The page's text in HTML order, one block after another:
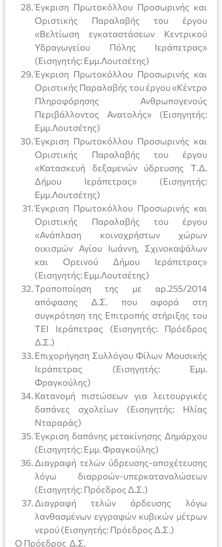
Έγκριση Πρωτοκόλλου Προσωρινής και
Οριστικής Παραλαβής του έργου
«Βελτίωση εγκαταστάσεων Κεντρικού
Υδραγωγείου Πόλης Ιεράπετρας»
(Εισηγητής: Εμμ.Λουτσέτης)
Έγκριση Πρωτοκόλλου Προσωρινής και
Οριστικής Παραλαβής του έργου «Κέντρο
Πληροφόρησης Ανθρωπογενούς
Περιβάλλοντος Ανατολής» (Εισηγητής:
Εμμ.Λουτσέτης)
Έγκριση Πρωτοκόλλου Προσωρινής και
Οριστικής Παραλαβής του έργου
«Κατασκευή δεξαμενών ύδρευσης Τ.Δ.
Δήμου Ιεράπετρας» (Εισηγητής:
Εμμ.Λουτσέτης)
Έγκριση Πρωτοκόλλου Προσωρινής και
Οριστικής Παραλαβής του έργου
«Ανάπλαση κοινοχρήστων χώρων
οικισμών Αγίου Ιωάννη, Σχινοκαψάλων
και Ορεινού Δήμου Ιεράπετρας»
(Εισηγητής: Εμμ.Λουτσέτης)
Τροποποίηση της με αρ.255/2014
απόφασης Δ.Σ. που αφορά στη
συγκρότηση της Επιτροπής στήριξης του
ΤΕΙ Ιεράπετρας (Εισηγητής: Πρόεδρος
Δ.Σ.)
Επιχορήγηση Συλλόγου Φίλων Μουσικής
Ιεράπετρας (Εισηγητής: Εμμ.
Φραγκούλης)
Κατανομή πιστώσεων για λειτουργικές
δαπάνες σχολείων (Εισηγητής: Ηλίας
Νταραράς)
Έγκριση δαπάνης μετακίνησης Δημάρχου
(Εισηγητής: Εμμ. Φραγκούλης)
Διαγραφή τελών ύδρευσης-αποχέτευσης
λόγω διαρροών-υπερκαταναλώσεων
(Εισηγητής: Πρόεδρος Δ.Σ.)
Διαγραφή τελών άρδευσης λόγω
λανθασμένων εγγραφών κυβικών μέτρων
νερού (Εισηγητής: Πρόεδρος Δ.Σ.)
Ο Πρόεδρος Δ.Σ.